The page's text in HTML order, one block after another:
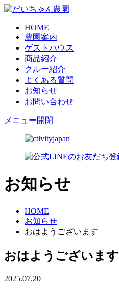
HOME
農園案内
ゲストハウス
商品紹介
クルー紹介
よくある質問
お知らせ
お問い合わせ
メニュー開閉
お知らせ
HOME
お知らせ
おはようございます
おはようございます
2025.07.20